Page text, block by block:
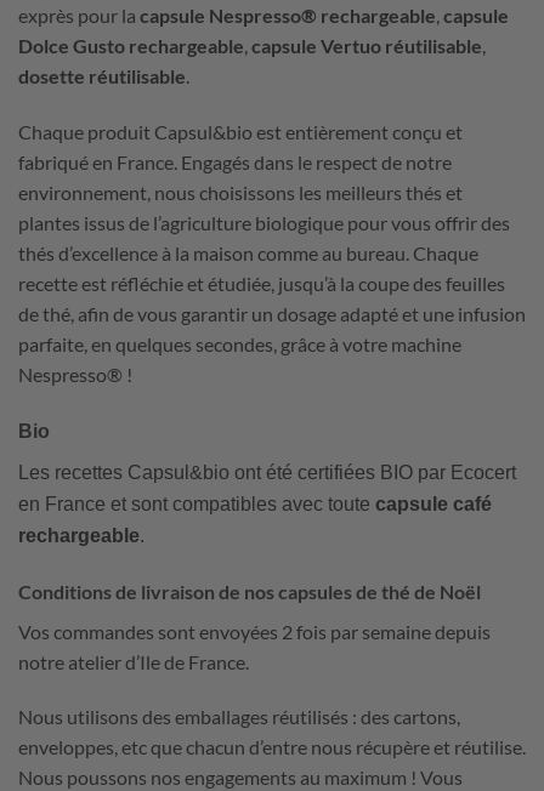
exprès pour la capsule Nespresso® rechargeable,capsule
Dolce Gusto rechargeable,capsule Vertuo réutilisable,
dosette réutilisable.
Chaque produit Capsul&bio est entièrement conçu et
fabriqué en France. Engagés dans le respect de notre
environnement, nous choisissons les meilleurs thés et
plantes issus de l’agriculture biologique pour vous offrir des
thés d’excellence à la maison comme au bureau. Chaque
recette est réfléchie et étudiée, jusqu’à la coupe des feuilles
de thé, afin de vous garantir un dosage adapté et une infusion
parfaite, en quelques secondes, grâce à votre machine
Nespresso® !
Bio
Les recettes Capsul&bio ont été certifiées BIO par Ecocert
en France et sont compatibles avec toute capsule café
rechargeable.
Conditions de livraison de nos capsules de thé de Noël
Vos commandes sont envoyées 2 fois par semaine depuis
notre atelier d’Ile de France.
Nous utilisons des emballages réutilisés : des cartons,
enveloppes, etc que chacun d’entre nous récupère et réutilise.
Nous poussons nos engagements au maximum ! Vous